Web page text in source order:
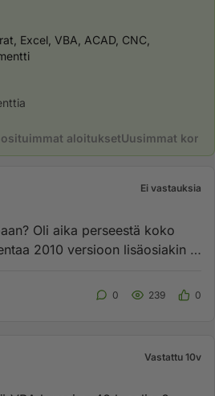
Excel, VBA, ACAD, CNC,
aloituksetUusimmat
Ei vastauksia
Oli aika perseestä koko
2010 versioon lisäosiakin ja
0 239 0
Vastattu 10v